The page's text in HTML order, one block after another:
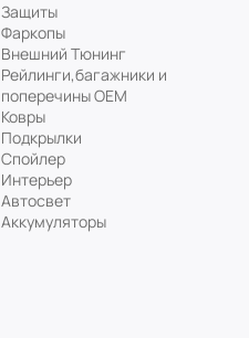
Защиты
Фаркопы
Внешний Тюнинг
Рейлинги,багажники и
поперечины ОЕМ
Ковры
Подкрылки
Спойлер
Интерьер
Автосвет
Аккумуляторы